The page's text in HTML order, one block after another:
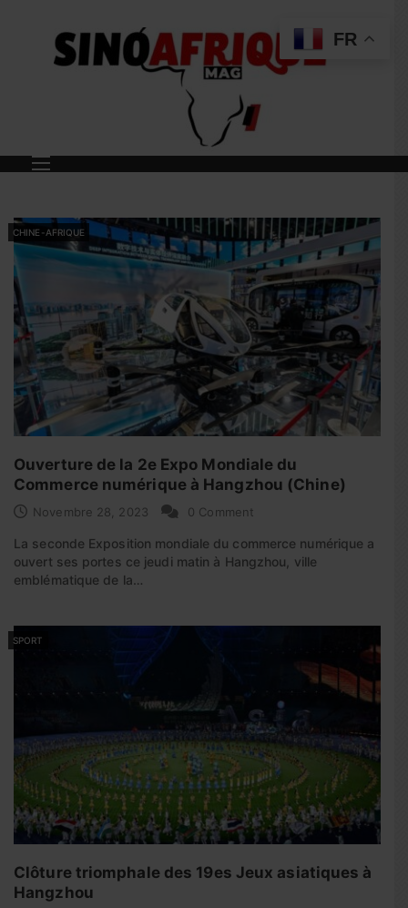
CHINE-AFRIQUE
Ouverture de la 2e Expo Mondiale du
Commerce numérique à Hangzhou (Chine)
Novembre 28, 2023 0 Comment
La seconde Exposition mondiale du commerce numérique a
ouvert ses portes ce jeudi matin à Hangzhou, ville
emblématique de la…
SPORT
Clôture triomphale des 19es Jeux asiatiques à
Hangzhou
FR